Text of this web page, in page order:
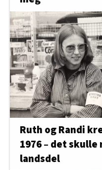
Ruth og Randi
1976 – det skulle
landsdel